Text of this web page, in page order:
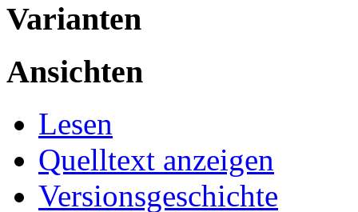
Varianten
Ansichten
Lesen
Quelltext anzeigen
Versionsgeschichte